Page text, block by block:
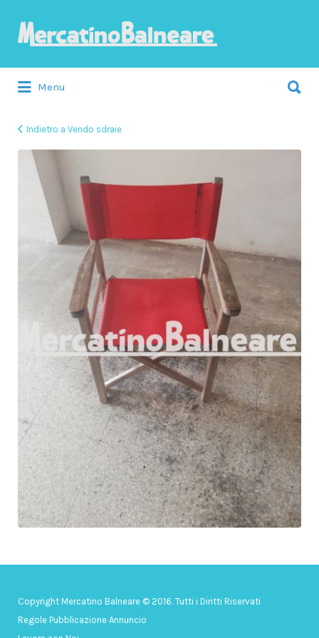
Menu
Indietro a Vendo sdraie
Copyright Mercatino Balneare © 2016. Tutti i Diritti Riservati
Regole Pubblicazione Annuncio